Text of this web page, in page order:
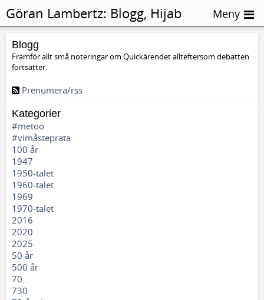
Blogg
Framför allt små noteringar om Quickärendet allteftersom debatten
fortsätter.
Prenumera/rss
Kategorier
#metoo
#vimåsteprata
100 år
1947
1950-talet
1960-talet
1969
1970-talet
2016
2020
2025
50 år
500 år
70
730
Göran Lambertz: Blogg, Hijab Meny